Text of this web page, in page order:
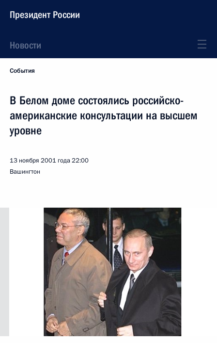
Президент России
Новости
События
В Белом доме состоялись российско-
американские консультации на высшем
уровне
13 ноября 2001 года22:00
Вашингтон